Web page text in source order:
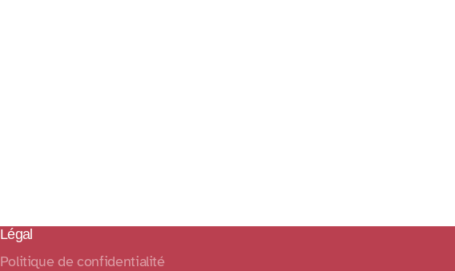
Légal
Politique de confidentialité